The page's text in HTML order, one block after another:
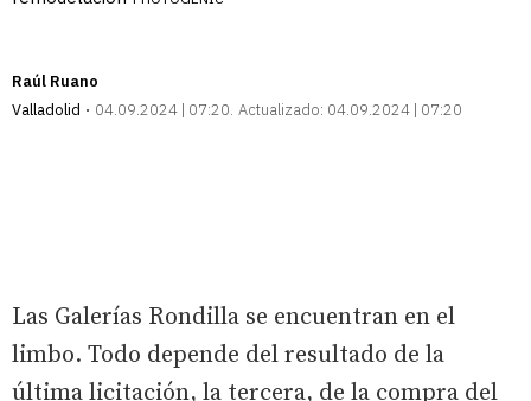
Raúl Ruano
Valladolid
04.09.2024 | 07:20 Actualizado: 04.09.2024 | 07:20
Las Galerías Rondilla se encuentran en el
limbo. Todo depende del resultado de la
última licitación, la tercera, de la compra del